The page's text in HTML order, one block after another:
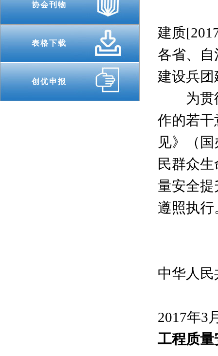
协会刊物
表格下载
创优申报
建质
各省、
建设兵
为贯彻
作的若
见》（
民群众
量安全
遵照执行
中华人
2017年3
工程质